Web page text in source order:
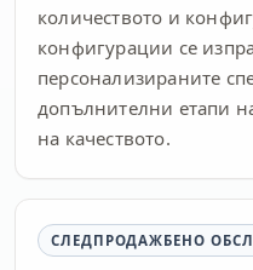
количеството и
конфигурации се
персонализираните
допълнителни етапи
на качеството.
СЛЕДПРОДАЖБЕНО